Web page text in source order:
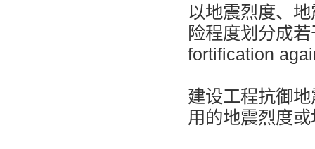
以地震烈度、
险程度划分成
fortification
建设工程抗御
用的地震烈度